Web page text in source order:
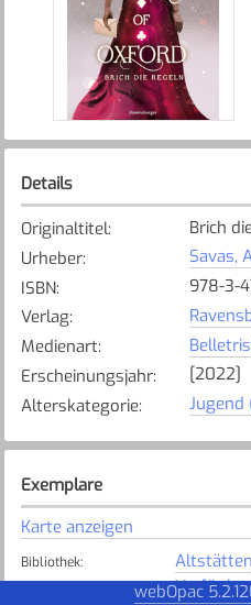
Details
Originaltitel:
Brich
Urheber:
Savas,
ISBN:
978-3-
Verlag:
Medienart:
Erscheinungsjahr:
[2022]
Alterskategorie: Jugend
Exemplare
Karte anzeigen
Bibliothek: Altstätten
Verfügbar
webOpac